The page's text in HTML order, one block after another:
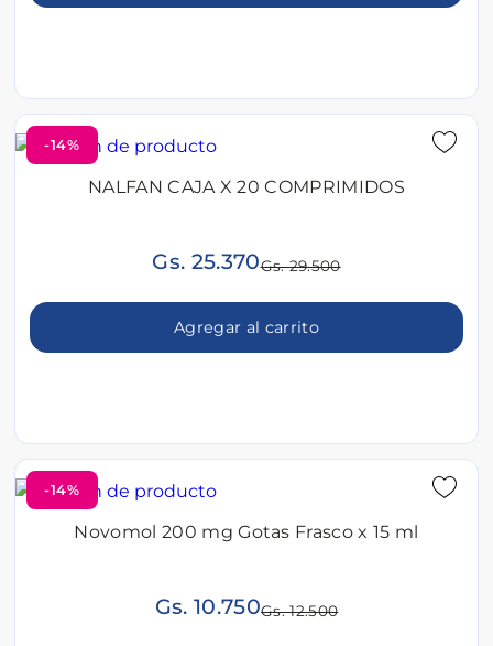
-14%
NALFAN CAJA X 20 COMPRIMIDOS
Gs. 25.370Gs. 29.500
Agregar al carrito
-14%
Novomol 200 mg Gotas Frasco x 15 ml
Gs. 10.750Gs. 12.500